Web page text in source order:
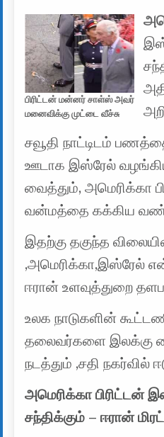
பிரிட்டன் மன்னர் சாள்ஸ் அவர்
மனைவிக்கு முட்டை வீச்சு
சவூதி நாட்டிடம்
ஊடாக இஸ்ரேல்
வைத்தும், அமெரிக்கா
வன்மத்தை கக்கிய
இதற்கு தகுந்த
,அமெரிக்கா,இஸ்ரேல்
ஈரான் உளவுத்துறை
உலக நாடுகளின்
தலைவர்களை இலக்கு
நடத்தும் ,சதி நகர்வில்
அமெரிக்கா பிரிட்டன்
சந்திக்கும் – ஈரான்